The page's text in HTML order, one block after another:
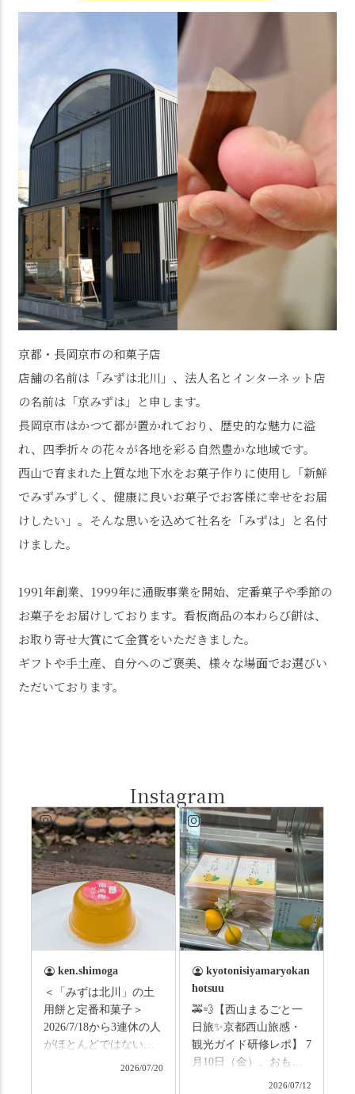
京都・長岡京市の和菓子店
店舗の名前は「みずは北川」、法人名とインターネット店
の名前は「京みずは」と申します。
長岡京市はかつて都が置かれており、歴史的な魅力に溢
れ、四季折々の花々が各地を彩る自然豊かな地域です。
西山で育まれた上質な地下水をお菓子作りに使用し「新鮮
でみずみずしく、健康に良いお菓子でお客様に幸せをお届
けしたい」。そんな思いを込めて社名を「みずは」と名付
けました。
1991年創業、1999年に通販事業を開始、定番菓子や季節の
お菓子をお届けしております。看板商品の本わらび餅は、
お取り寄せ大賞にて金賞をいただきました。
ギフトや手土産、自分へのご褒美、様々な場面でお選びい
ただいております。
Instagram
ken.shimoga
＜「みずは北川」の土
用餅と定番和菓子＞
2026/7/18から3連休の人
がほとんどではないか
と思います。みなさん
2026/07/20
kyotonisiyamaryokan
hotsuu
🚕💨【西山まるごと一
日旅✨京都西山旅感・
観光ガイド研修レポ】 7
月10日（金）、おもて
なしタクシーの日高順
2026/07/12